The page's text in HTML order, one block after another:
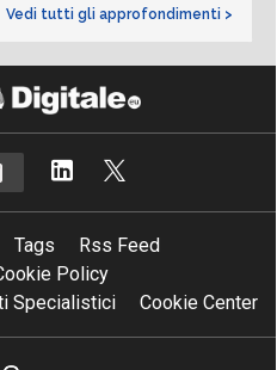
Vedi tutti gli approfondimenti >
Tags
Rss Feed
Policy
Specialistici
Cookie Center